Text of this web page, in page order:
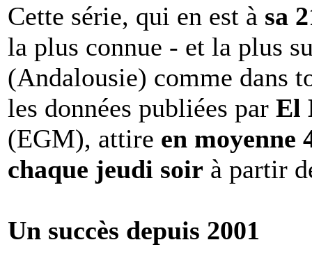
Cette série, qui en est à sa
la plus connue - et la plus
(Andalousie) comme dans
les données publiées par El
(EGM), attire en moyenne
chaque jeudi soir à partir
Un succès depuis 2001